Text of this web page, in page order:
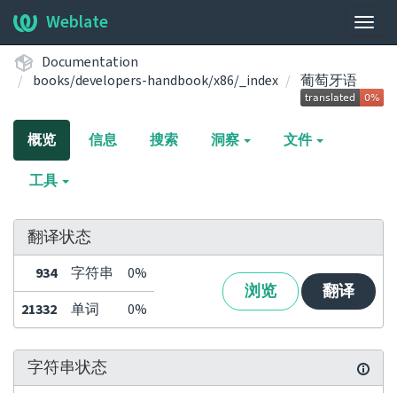
展
开/
起
导
Weblate
Documentation
books/developers-handbook/x86/_index
葡萄牙语
概览 信息 搜索 洞察 文件
工具
翻译状态
934 字符串 0%
浏览 翻译
21332 单词 0%
字符串状态